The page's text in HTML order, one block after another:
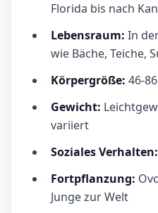
Florida bis nach
Lebensraum: In
wie Bäche, Teiche,
Körpergröße: 46-
Gewicht:
variiert
Soziales Verhalten:
Fortpflanzung:
Junge zur Welt